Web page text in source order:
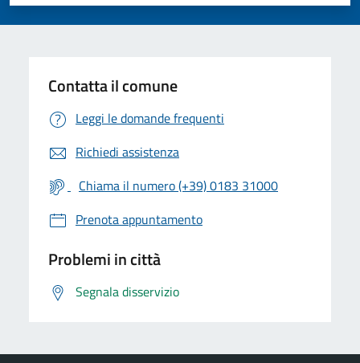
Contatta il comune
Leggi le domande frequenti
Richiedi assistenza
Chiama il numero (+39) 0183 31000
Prenota appuntamento
Problemi in città
Segnala disservizio